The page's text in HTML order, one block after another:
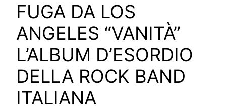
FUGA DA LOS
ANGELES “VANITÀ”
L’ALBUM D’ESORDIO
DELLA ROCK BAND
ITALIANA